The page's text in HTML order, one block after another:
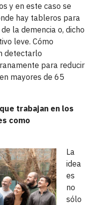
y en este caso se
hay tableros para
la demencia o, dicho
leve. Cómo
detectarlo
para reducir
mayores de 65
trabajan en los
como
La
idea
es
no
sólo